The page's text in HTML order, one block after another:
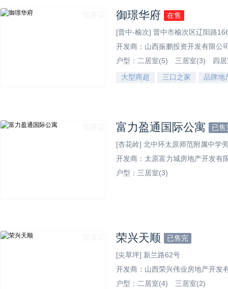
御璟华府 在售
[晋中-榆次] 晋中市榆次区辽阳路
开发商：山西振鹏投资开发有限公
户型： 二居室(5) 三居室(3)
四
大型商超
三口之家 品牌地
富力盈通国际公寓 已售
[杏花岭] 北中环太原师范附属中学
开发商：太原富力城房地产开发有
户型： 三居室(3)
荣兴天顺 已售完
[尖草坪] 新兰路62号
开发商：山西荣兴伟业房地产开发
户型： 二居室(4)
三居室(2)